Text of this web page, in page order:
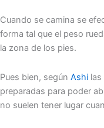
Cuando se camina se
forma tal que el peso
la zona de los pies.
Pues bien, según Ashi las
preparadas para poder
no suelen tener lugar